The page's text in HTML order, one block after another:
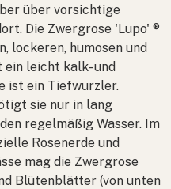
über vorsichtige
Die Zwergrose 'Lupo' ®
lockeren, humosen und
ein leicht kalk- und
ist ein Tiefwurzler.
sie nur in lang
regelmäßig Wasser. Im
Rosenerde und
mag die Zwergrose
Blütenblätter (von unten